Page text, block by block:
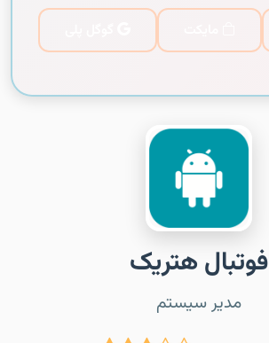
فوتبال هتریک
مدیر سیستم